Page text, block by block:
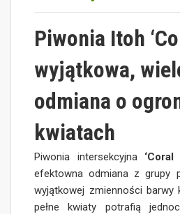
Piwonia Itoh
wyjątkowa,
odmiana o
kwiatach
Piwonia intersekcyjna ‘Coral
efektowna odmiana z grupy
wyjątkowej zmienności barwy
pełne kwiaty potrafią